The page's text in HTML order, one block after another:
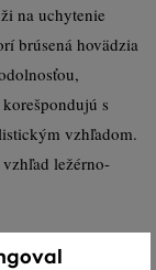
na uchytenie
brúsená hovädzia
s
vzhľadom.
ležérno-